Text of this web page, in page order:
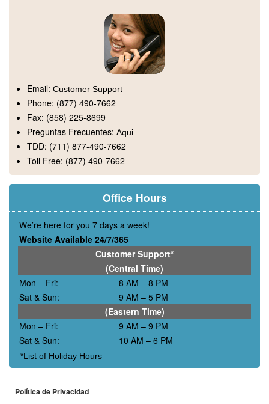
Email: Customer Support
Phone: (877) 490-7662
Fax: (858) 225-8699
Preguntas Frecuentes: Aqui
TDD: (711) 877-490-7662
Toll Free: (877) 490-7662
Office Hours
We’re here for you 7 days a week!
Website Available 24/7/365
Customer Support*
(Central Time)
Mon – Fri:
8 AM – 8 PM
Sat & Sun:
9 AM – 5 PM
(Eastern Time)
Mon – Fri:
9 AM – 9 PM
Sat & Sun:
10 AM – 6 PM
*List of Holiday Hours
Política de Privacidad